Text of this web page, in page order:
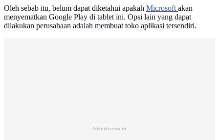
Oleh sebab itu, belum dapat diketahui apakah Microsoftakan
menyematkan Google Play di tablet ini. Opsi lain yang dapat
dilakukan perusahaan adalah membuat toko aplikasi tersendiri.
Advertisement